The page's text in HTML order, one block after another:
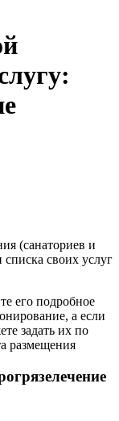
(санаториев и
своих услуг
его подробное
а если
задать их по
размещения